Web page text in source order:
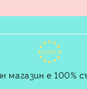
GDPR
магазин е 100%